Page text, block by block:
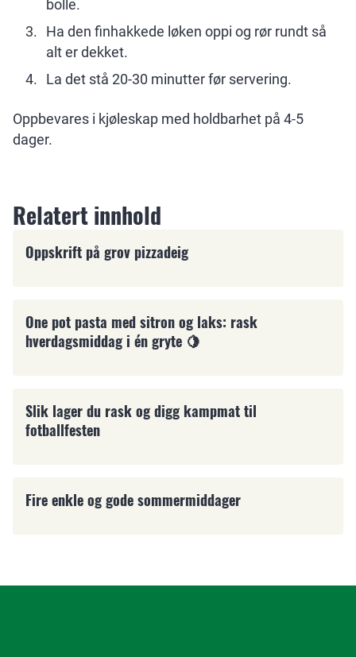
bolle.
Ha den finhakkede løken oppi og rør rundt så
alt er dekket.
La det stå 20-30 minutter før servering.
Oppbevares i kjøleskap med holdbarhet på 4-5
dager.
Relatert innhold
Pizza
Oppskrift på grov pizzadeig
One pot pasta med sitron og laks: rask
hverdagsmiddag i én gryte 🍋
Slik lager du rask og digg kampmat til
fotballfesten
Fire enkle og gode sommermiddager